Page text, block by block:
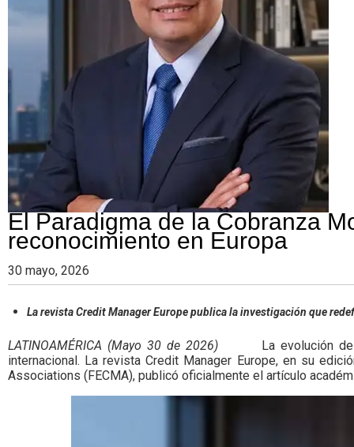
El Paradigma de la Cobranza
reconocimiento en Europa
30 mayo, 2026
La revista Credit Manager Europe publica la investigación que
LATINOAMÉRICA (Mayo 30 de 2026) La evolución
internacional. La revista Credit Manager Europe, en su
Associations (FECMA), publicó oficialmente el artículo